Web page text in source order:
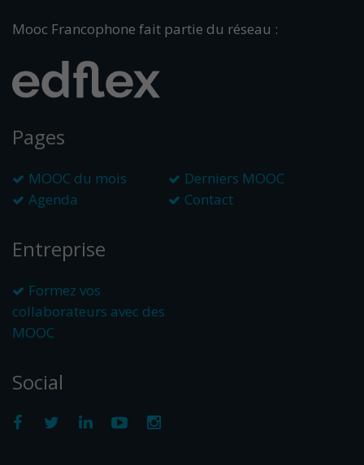
Mooc Francophone fait partie du réseau :
Pages
MOOC du mois
Derniers MOOC
Agenda
Contact
Entreprise
Formez vos
collaborateurs avec des
MOOC
Social